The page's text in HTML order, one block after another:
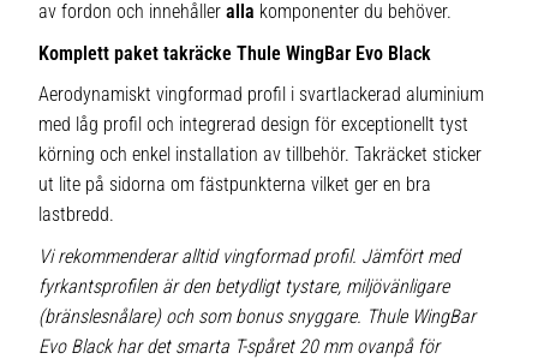
av fordon och innehåller alla komponenter du behöver.
Komplett paket takräcke Thule WingBar Evo Black
Aerodynamiskt vingformad profil i svartlackerad aluminium
med låg profil och integrerad design för exceptionellt tyst
körning och enkel installation av tillbehör. Takräcket sticker
ut lite på sidorna om fästpunkterna vilket ger en bra
lastbredd.
Vi rekommenderar alltid vingformad profil. Jämfört med
fyrkantsprofilen är den betydligt tystare, miljövänligare
(bränslesnålare) och som bonus snyggare. Thule WingBar
Evo Black har det smarta T-spåret 20 mm ovanpå för